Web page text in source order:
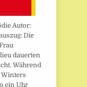
Autor:
Die
dauerten
Während
Winters
ein Uhr